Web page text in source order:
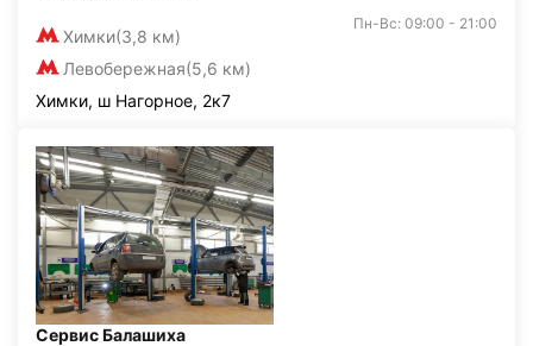
Химки(3,8 км)
Левобережная(5,6 км)
Пн-Вс: 09:00 - 21:00
Химки, ш Нагорное, 2к7
Сервис Балашиха